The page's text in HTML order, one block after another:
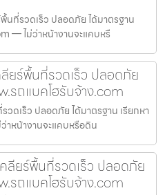
นที่รวดเร็ว ปลอดภัย ได้มาตรฐาน
— ไม่ว่าหน้างานจะแคบหรื
ลียร์พื้นที่รวดเร็ว ปลอดภัย
รถแบคโฮรับจ้าง.com
วดเร็ว ปลอดภัย ได้มาตรฐาน เรียกหา
าหน้างานจะแคบหรือดิน
ลียร์พื้นที่รวดเร็ว ปลอดภัย
รถแบคโฮรับจ้าง.com